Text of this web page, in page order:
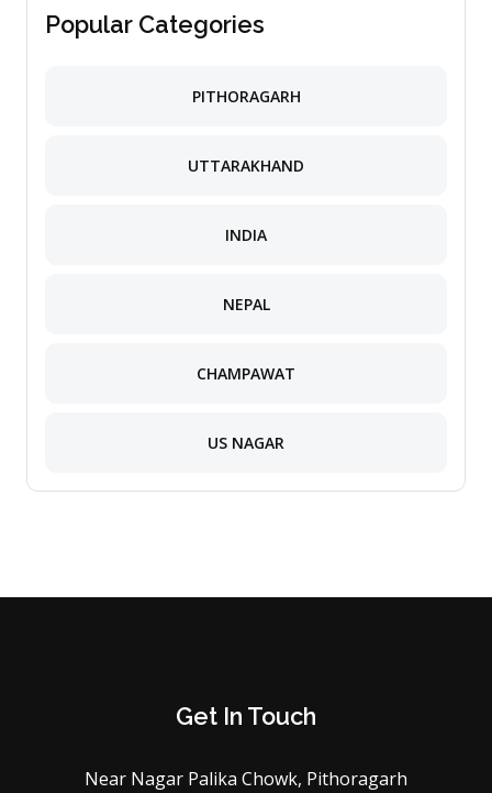
Popular Categories
PITHORAGARH
UTTARAKHAND
INDIA
NEPAL
CHAMPAWAT
US NAGAR
Get In Touch
Near Nagar Palika Chowk, Pithoragarh